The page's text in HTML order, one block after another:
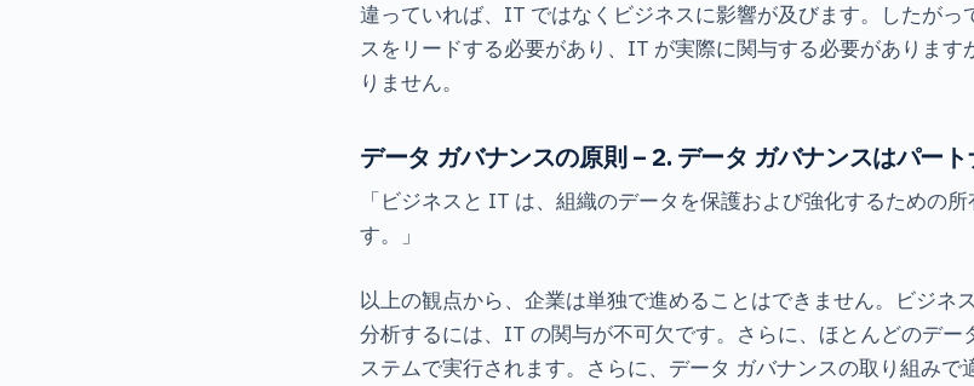
違っていれば、IT ではなくビジネスに影響が及びます。したがっ
スをリードする必要があり、IT が実際に関与する必要がありま
りません。
データ ガバナンスの原則 – 2. データ ガバナンスはパート
「ビジネスと IT は、組織のデータを保護および強化するための
す。」
以上の観点から、企業は単独で進めることはできません。ビジネ
分析するには、IT の関与が不可欠です。さらに、ほとんどのデー
ステムで実行されます。さらに、データ ガバナンスの取り組みで